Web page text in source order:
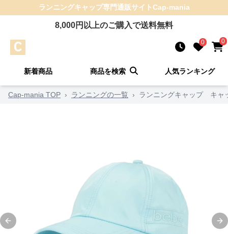
ランニングキャップ専門通販サイトCap-mania
8,000円以上のご購入で送料無料
0 0
新着商品 商品を検索 人気ランキング
Cap-mania TOP › ランニングの一覧 › ランニングキャップ キャ
Previous slide